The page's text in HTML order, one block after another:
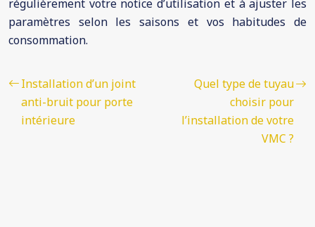
régulièrement votre notice d’utilisation et à ajuster les
paramètres selon les saisons et vos habitudes de
consommation.
Installation d’un joint
anti-bruit pour porte
intérieure
Quel type de tuyau
choisir pour
l’installation de votre
VMC ?